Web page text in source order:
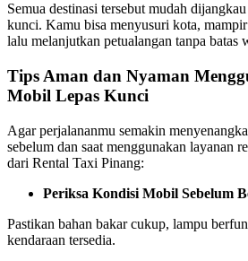
Semua destinasi tersebut mudah
kunci. Kamu bisa menyusuri kota,
lalu melanjutkan petualangan tanpa batas
Tips Aman dan Nyaman
Mobil Lepas Kunci
Agar perjalananmu semakin
sebelum dan saat menggunakan layanan
dari Rental Taxi Pinang:
Periksa Kondisi Mobil Sebelum
Pastikan bahan bakar cukup, lampu
kendaraan tersedia.